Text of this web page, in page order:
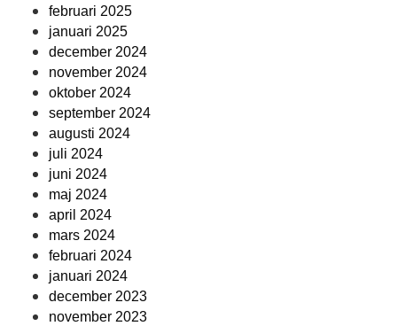
februari 2025
januari 2025
december 2024
november 2024
oktober 2024
september 2024
augusti 2024
juli 2024
juni 2024
maj 2024
april 2024
mars 2024
februari 2024
januari 2024
december 2023
november 2023